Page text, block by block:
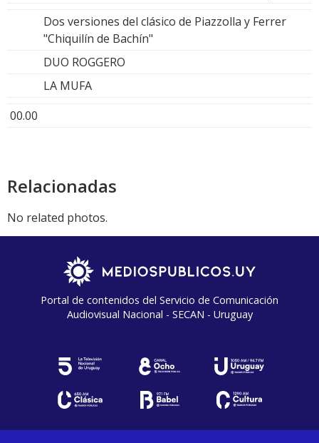
Dos versiones del clásico de Piazzolla y Ferrer
"Chiquilín de Bachín"
DUO ROGGERO
LA MUFA
00.00
Relacionadas
No related photos.
Portal de contenidos del Servicio de Comunicación
Audiovisual Nacional - SECAN - Uruguay